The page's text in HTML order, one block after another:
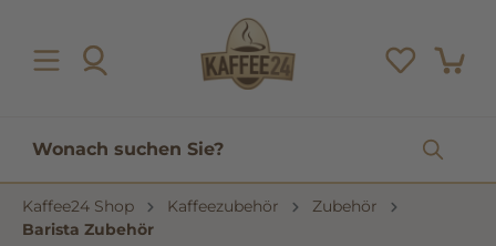
Kaffee24 Shop Kaffeezubehör
Zubehör
Barista Zubehör